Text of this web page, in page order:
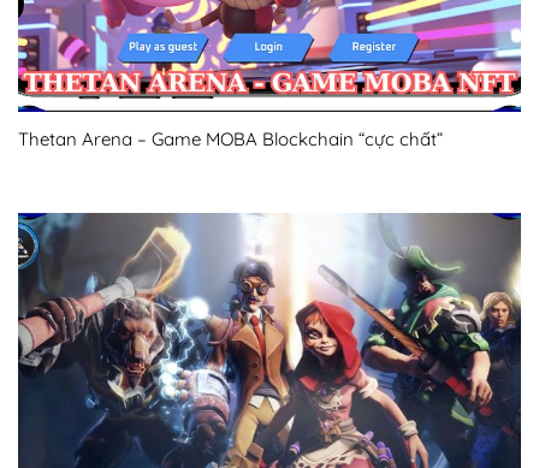
Thetan Arena – Game MOBA Blockchain “cực chất”